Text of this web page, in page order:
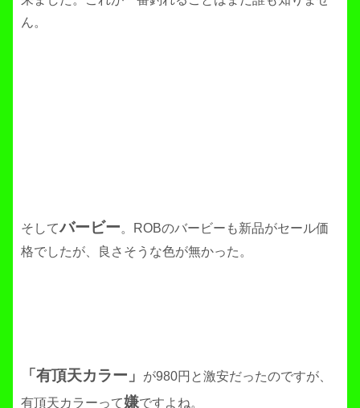
ん。
そしてバービー。ROBのバービーも新品がセール価
格でしたが、良さそうな色が無かった。
「有頂天カラー」
が980円と激安だったのですが、
有頂天カラーって嫌ですよね。